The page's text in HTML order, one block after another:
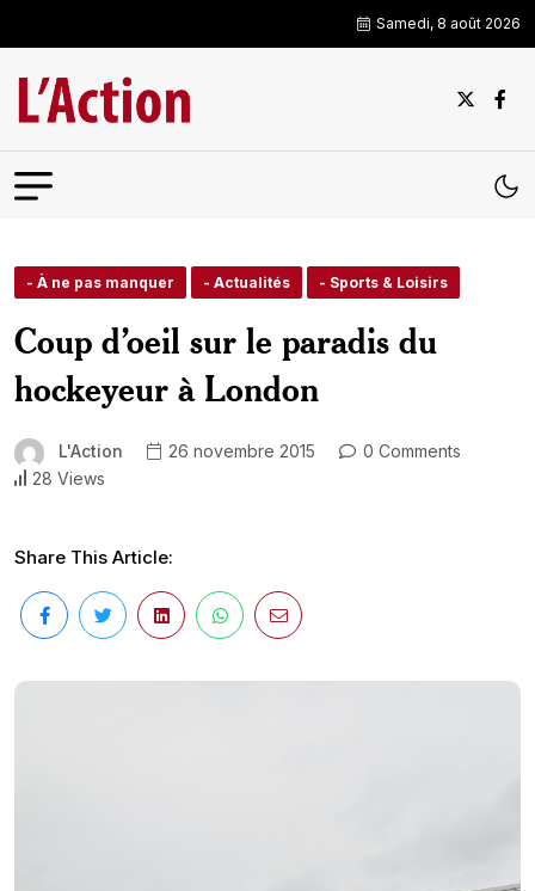
Samedi, 8 août 2026
- À ne pas manquer - Actualités - Sports & Loisirs
Coup d’oeil sur le paradis du
hockeyeur à London
L'Action 26 novembre 2015
0 Comments
28 Views
Share This Article: